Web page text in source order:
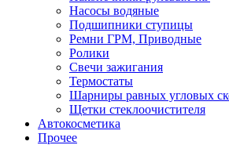
Насосы водяные
Подшипники ступицы
Ремни ГРМ, Приводные
Ролики
Свечи зажигания
Термостаты
Шарниры равных угловых
Щетки стеклоочистителя
Автокосметика
Прочее